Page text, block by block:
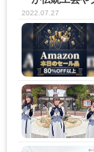
2022.07.27